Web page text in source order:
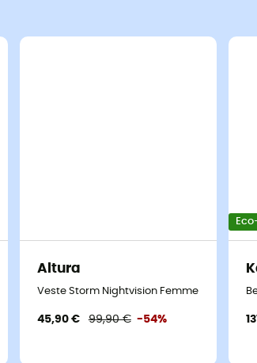
femme
Altura
Veste Storm Nightvision Femme - Veste
45,90 € 99,90 € -54%